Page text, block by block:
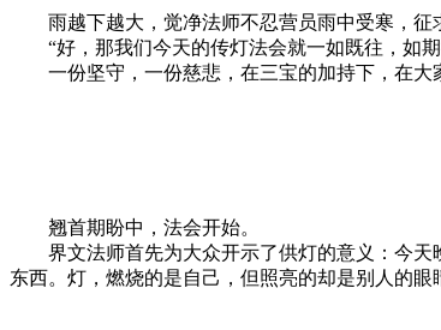
雨越下越大，觉净法师不忍营员雨中受寒，征求
“好，那我们今天的传灯法会就一如既往，如期
一份坚守，一份慈悲，在三宝的加持下，在大
翘首期盼中，法会开始。
界文法师首先为大众开示了供灯的意义：今天
东西。灯，燃烧的是自己，但照亮的却是别人的眼